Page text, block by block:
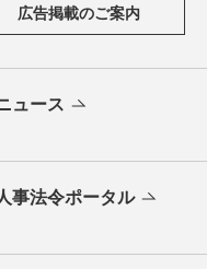
広告掲載のご案内
ュース
事法令ポータル